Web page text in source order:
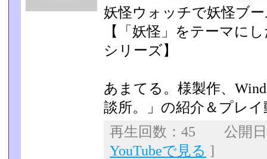
妖怪ウォッチで妖怪ブ
【「妖怪」をテーマに
シリーズ】
あまてる。様製作、
談所。」の紹介＆プレ
再生回数：45 公開
YouTubeで見る ]